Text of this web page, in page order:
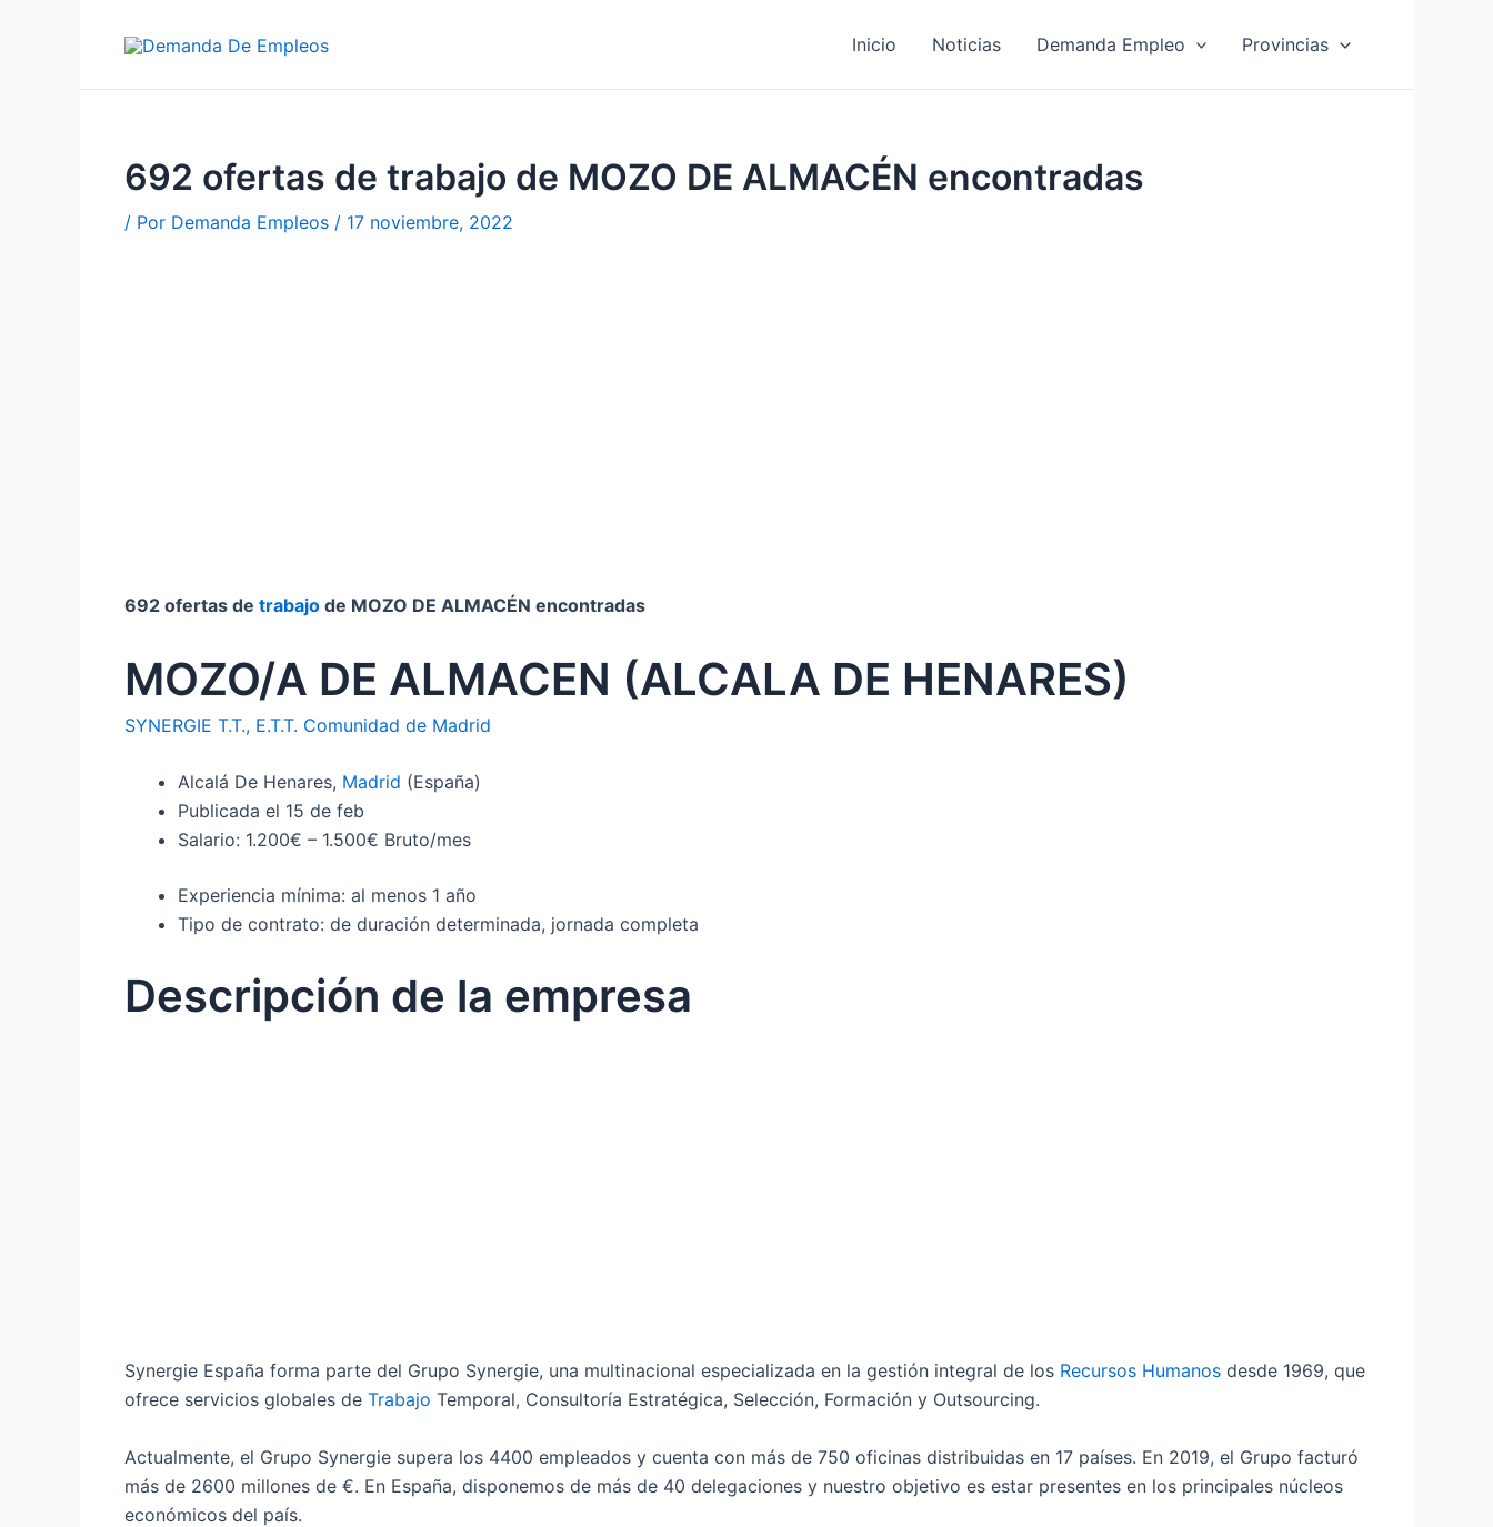
Inicio Noticias Demanda Empleo Provincias
692 ofertas de trabajo de MOZO DE ALMACÉN encontradas
/ Por Demanda Empleos / 17 noviembre, 2022
692 ofertas de trabajo de MOZO DE ALMACÉN encontradas
MOZO/A DE ALMACEN (ALCALA DE HENARES)
SYNERGIE T.T., E.T.T. Comunidad de Madrid
Alcalá De Henares, Madrid (España)
Publicada el 15 de feb
Salario: 1.200€ – 1.500€ Bruto/mes
Experiencia mínima: al menos 1 año
Tipo de contrato: de duración determinada, jornada completa
Descripción de la empresa
Synergie España forma parte del Grupo Synergie, una multinacional especializada en la gestión integral de los Recursos Humanos desde 1969, que
ofrece servicios globales de Trabajo Temporal, Consultoría Estratégica, Selección, Formación y Outsourcing.
Actualmente, el Grupo Synergie supera los 4400 empleados y cuenta con más de 750 oficinas distribuidas en 17 países. En 2019, el Grupo facturó
más de 2600 millones de €. En España, disponemos de más de 40 delegaciones y nuestro objetivo es estar presentes en los principales núcleos
económicos del país.